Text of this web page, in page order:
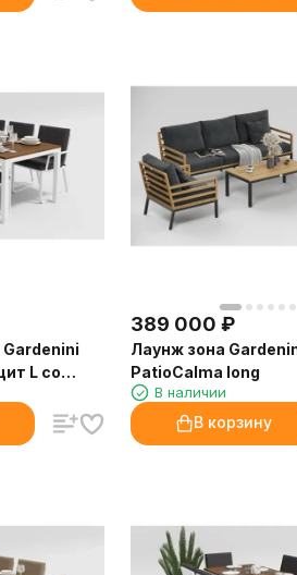
L со
389 000 ₽
Лаунж зона
PatioCalma long
В наличии
В корзину